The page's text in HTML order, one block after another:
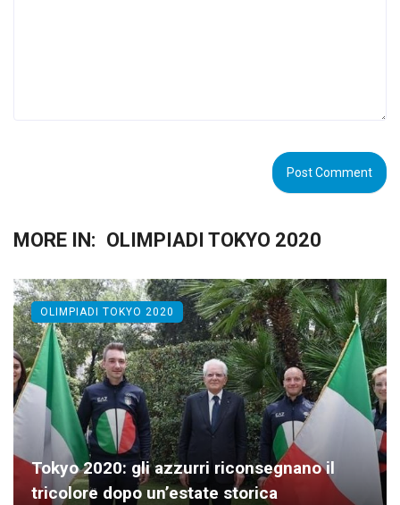
MORE IN: OLIMPIADI TOKYO 2020
Tokyo 2020: gli azzurri riconsegnano il
tricolore dopo un’estate storica
OLIMPIADI TOKYO 2020